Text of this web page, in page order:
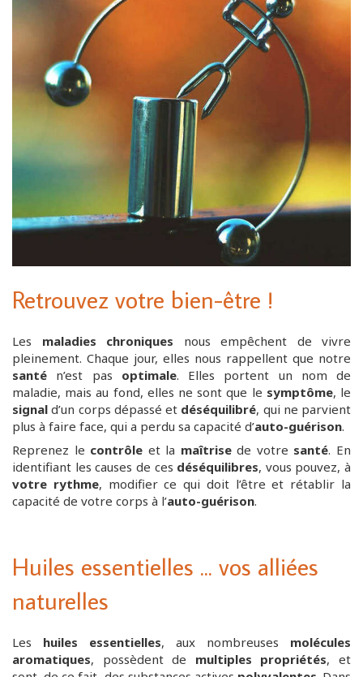
Retrouvez votre bien-être !
Les maladies chroniques nous empêchent de vivre
pleinement. Chaque jour, elles nous rappellent que notre
santé n’est pas optimale. Elles portent un nom de
maladie, mais au fond, elles ne sont que le symptôme, le
signal d’un corps dépassé et déséquilibré, qui ne parvient
plus à faire face, qui a perdu sa capacité d’auto-guérison.
Reprenez le contrôle et la maîtrisede votre santé. En
identifiant les causes de ces déséquilibres, vous pouvez, à
votre rythme, modifier ce qui doit l’être et rétablir la
capacité de votre corps à l’auto-guérison.
Huiles essentielles ... vos alliées
naturelles
Les huiles essentielles, aux nombreuses molécules
aromatiques, possèdent de multiples propriétés, et